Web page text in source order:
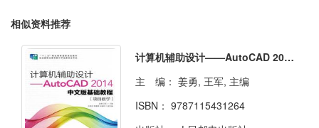
相似资料推荐
计算机辅助设计——AutoCAD 2014中文版基础教程(项目教学)
主 编： 姜勇, 王军, 主编
ISBN： 9787115431264